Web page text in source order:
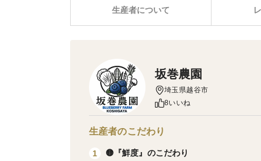
生産者について
坂巻農園
埼玉県越谷市
8いいね
生産者のこだわり
1
🟡『鮮度』のこだわり